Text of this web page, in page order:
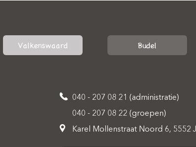
Valkenswaard Budel
040 - 207 08 21 (administratie)
040 - 207 08 22 (groepen)
Karel Mollenstraat Noord 6, 5552